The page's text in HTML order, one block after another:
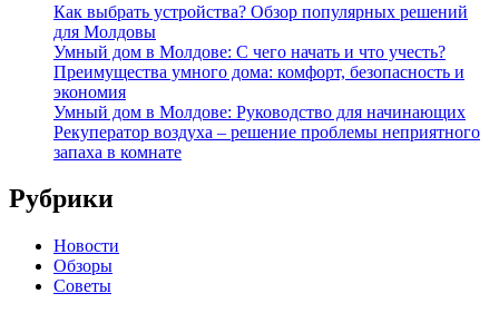
Как выбрать устройства? Обзор популярных решений
для Молдовы
Умный дом в Молдове: С чего начать и что учесть?
Преимущества умного дома: комфорт, безопасность и
экономия
Умный дом в Молдове: Руководство для начинающих
Рекуператор воздуха – решение проблемы неприятного
запаха в комнате
Рубрики
Новости
Обзоры
Советы